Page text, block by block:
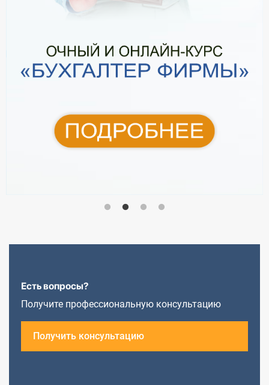
Есть вопросы?
Получите профессиональную консультацию
Получить консультацию